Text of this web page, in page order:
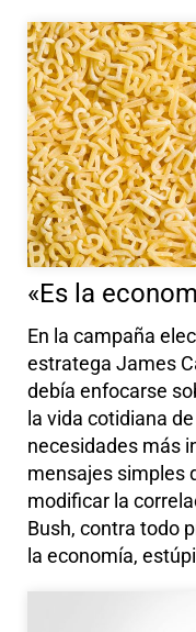
«Es la
En la campaña
estratega James
debía enfocarse
la vida cotidiana
necesidades más
mensajes simples
modificar la
Bush, contra todo
la economía,